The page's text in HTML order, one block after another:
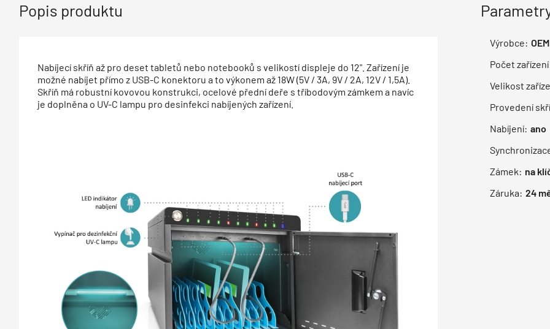
Popis produktu
Nabíjecí skříň až pro deset tabletů nebo notebooků s velikostí displeje do 12". Zařízení je
možné nabíjet přímo z USB-C konektoru a to výkonem až 18W (5V / 3A, 9V / 2A, 12V / 1,5A).
Skříň má robustní kovovou konstrukci, ocelové přední deře s tříbodovým zámkem a navíc
je doplněna o UV-C lampu pro desinfekci nabíjených zařízení.
Výrobce: OEM
Počet
Velikost
Provedení
Nabíjení: ano
Zámek: na
Záruka: 24